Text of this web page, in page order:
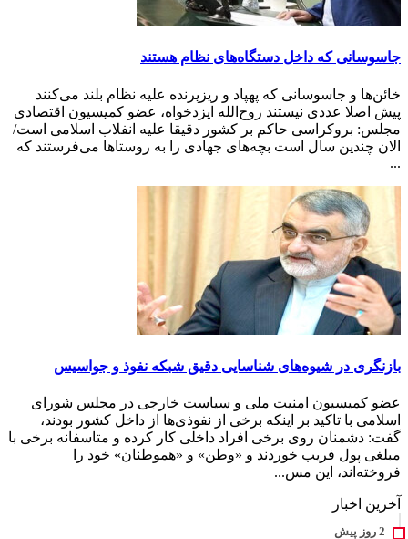
جاسوسانی که داخل دستگاه‌های نظام هستند
خائن‌ها و جاسوسانی که پهپاد و ریزپرنده علیه نظام بلند می‌کنند
پیش اصلا عددی نیستند روح‌الله ایزدخواه، عضو کمیسیون اقتصادی
مجلس: بروکراسی حاکم بر کشور دقیقا علیه انفلاب اسلامی است/
الان چندین سال است بچه‌های جهادی را به روستاها می‌فرستند که
...
بازنگری در شیوه‌های شناسایی دقیق شبکه نفوذ و جواسیس
عضو کمیسیون امنیت ملی و سیاست خارجی در مجلس شورای
اسلامی با تاکید بر اینکه برخی از نفوذی‌ها از داخل کشور بودند،
گفت: دشمنان روی برخی افراد داخلی کار کرده و متاسفانه برخی با
مبلغی پول فریب خوردند و «وطن» و «هموطنان» خود را
فروخته‌اند، این مس...
آخرین اخبار